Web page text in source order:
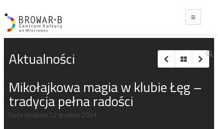
Aktualności
Mikołajkowa magia w klubie Łęg –
tradycja pełna radości
Data dodania 12 grudnia 2024